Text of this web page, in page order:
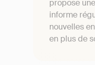
propose
informe
nouvelles
en plus de